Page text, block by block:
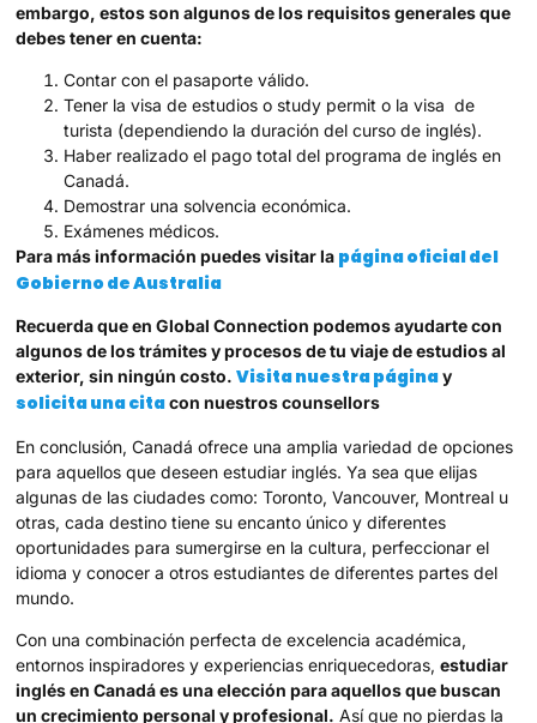
embargo, estos son algunos de los requisitos generales que
debes tener en cuenta:
Contar con el pasaporte válido.
Tener la visa de estudios o study permit o la visa de
turista (dependiendo la duración del curso de inglés).
Haber realizado el pago total del programa de inglés en
Canadá.
Demostrar una solvencia económica.
Exámenes médicos.
Para más información puedes visitar la página oficial del
Gobierno de Australia
Recuerda que en Global Connection podemos ayudarte con
algunos de los trámites y procesos de tu viaje de estudios al
exterior, sin ningún costo.Visita nuestra páginay
solicita una citacon nuestros counsellors
En conclusión, Canadá ofrece una amplia variedad de opciones
para aquellos que deseen estudiar inglés. Ya sea que elijas
algunas de las ciudades como: Toronto, Vancouver, Montreal u
otras, cada destino tiene su encanto único y diferentes
oportunidades para sumergirse en la cultura, perfeccionar el
idioma y conocer a otros estudiantes de diferentes partes del
mundo.
Con una combinación perfecta de excelencia académica,
entornos inspiradores y experiencias enriquecedoras,estudiar
inglés en Canadá es una elección para aquellos que buscan
un crecimiento personal y profesional. Así que no pierdas la